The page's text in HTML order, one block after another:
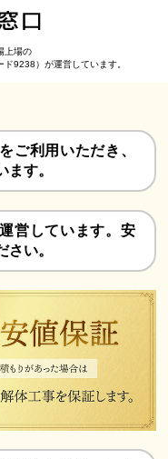
上場の
ド9238）が運営しています。
ご利用いただき、
ます。
営しています。安
さい。